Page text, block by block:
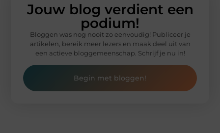
Jouw blog verdient een
podium!
Bloggen was nog nooit zo eenvoudig! Publiceer je
artikelen, bereik meer lezers en maak deel uit van
een actieve bloggemeenschap. Schrijf je nu in!
Begin met bloggen!